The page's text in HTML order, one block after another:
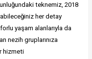
teknemiz, 2018
her detay
yaşam alanlarıyla da
nezih gruplarınıza
hizmeti